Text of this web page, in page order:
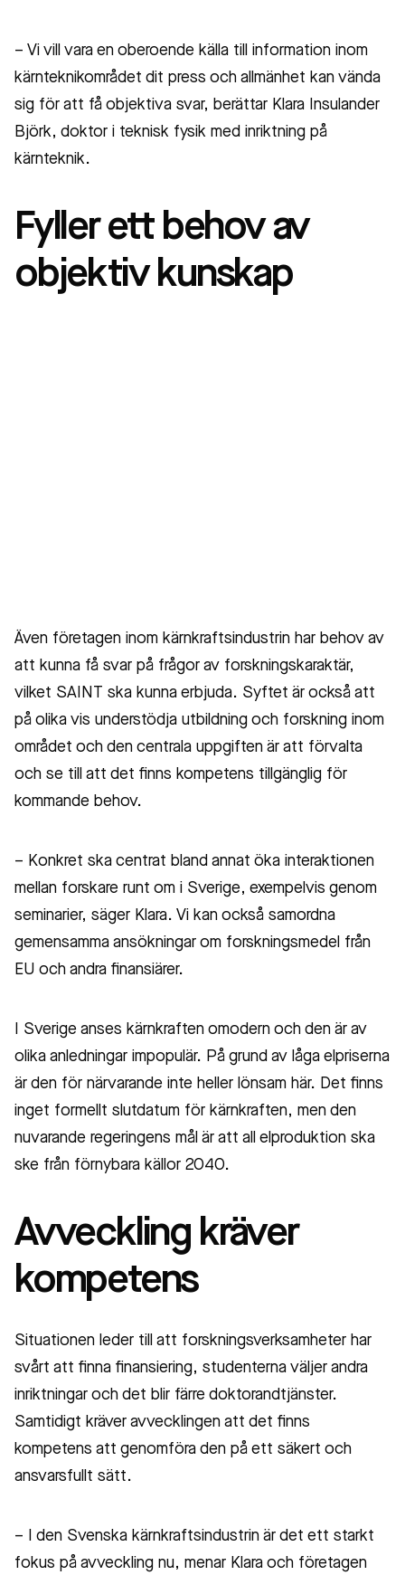
– Vi vill vara en oberoende källa till information inom
kärnteknikområdet dit press och allmänhet kan vända
sig för att få objektiva svar, berättar Klara Insulander
Björk, doktor i teknisk fysik med inriktning på
kärnteknik.
Fyller ett behov av
objektiv kunskap
Även företagen inom kärnkraftsindustrin har behov av
att kunna få svar på frågor av forskningskaraktär,
vilket SAINT ska kunna erbjuda. Syftet är också att
på olika vis understödja utbildning och forskning inom
området och den centrala uppgiften är att förvalta
och se till att det finns kompetens tillgänglig för
kommande behov.
– Konkret ska centrat bland annat öka interaktionen
mellan forskare runt om i Sverige, exempelvis genom
seminarier, säger Klara. Vi kan också samordna
gemensamma ansökningar om forskningsmedel från
EU och andra finansiärer.
I Sverige anses kärnkraften omodern och den är av
olika anledningar impopulär. På grund av låga elpriserna
är den för närvarande inte heller lönsam här. Det finns
inget formellt slutdatum för kärnkraften, men den
nuvarande regeringens mål är att all elproduktion ska
ske från förnybara källor 2040.
Avveckling kräver
kompetens
Situationen leder till att forskningsverksamheter har
svårt att finna finansiering, studenterna väljer andra
inriktningar och det blir färre doktorandtjänster.
Samtidigt kräver avvecklingen att det finns
kompetens att genomföra den på ett säkert och
ansvarsfullt sätt.
– I den Svenska kärnkraftsindustrin är det ett starkt
fokus på avveckling nu, menar Klara och företagen